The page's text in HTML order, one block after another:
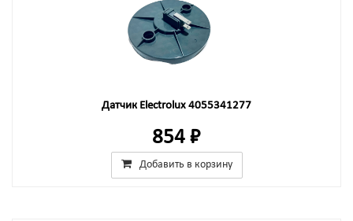
Датчик Electrolux 4055341277
854 ₽
Добавить в корзину